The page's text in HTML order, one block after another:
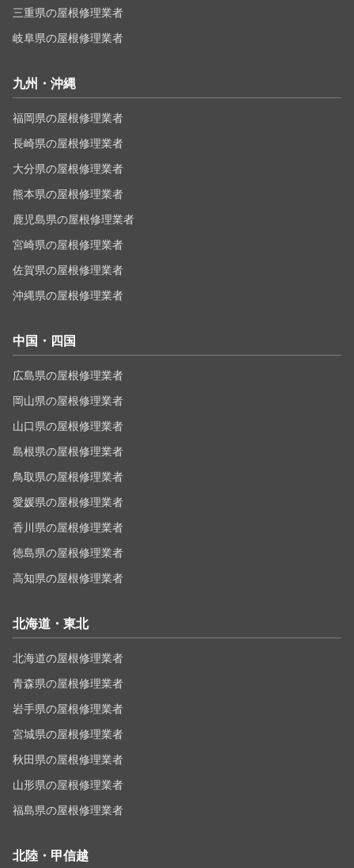
三重県の屋根修理業者
岐阜県の屋根修理業者
九州・沖縄
福岡県の屋根修理業者
長崎県の屋根修理業者
大分県の屋根修理業者
熊本県の屋根修理業者
鹿児島県の屋根修理業者
宮崎県の屋根修理業者
佐賀県の屋根修理業者
沖縄県の屋根修理業者
中国・四国
広島県の屋根修理業者
岡山県の屋根修理業者
山口県の屋根修理業者
島根県の屋根修理業者
鳥取県の屋根修理業者
愛媛県の屋根修理業者
香川県の屋根修理業者
徳島県の屋根修理業者
高知県の屋根修理業者
北海道・東北
北海道の屋根修理業者
青森県の屋根修理業者
岩手県の屋根修理業者
宮城県の屋根修理業者
秋田県の屋根修理業者
山形県の屋根修理業者
福島県の屋根修理業者
北陸・甲信越